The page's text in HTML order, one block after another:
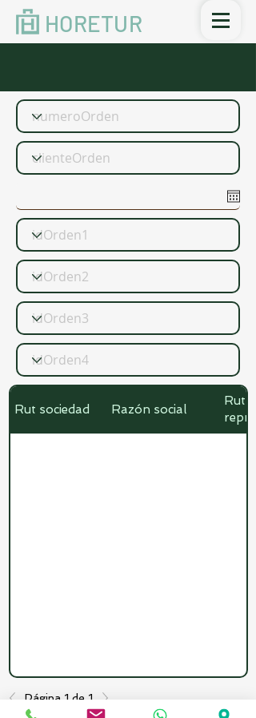
HORETUR
Rut sociedad Razón social
Rut
Página 1 de 1